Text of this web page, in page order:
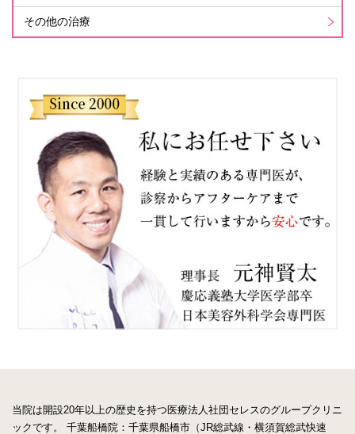
その他の治療
当院は開設20年以上の歴史を持つ医療法人社団セレスのグループクリニ
ックです。
千葉船橋院：千葉県船橋市（JR総武線・横須賀総武快速